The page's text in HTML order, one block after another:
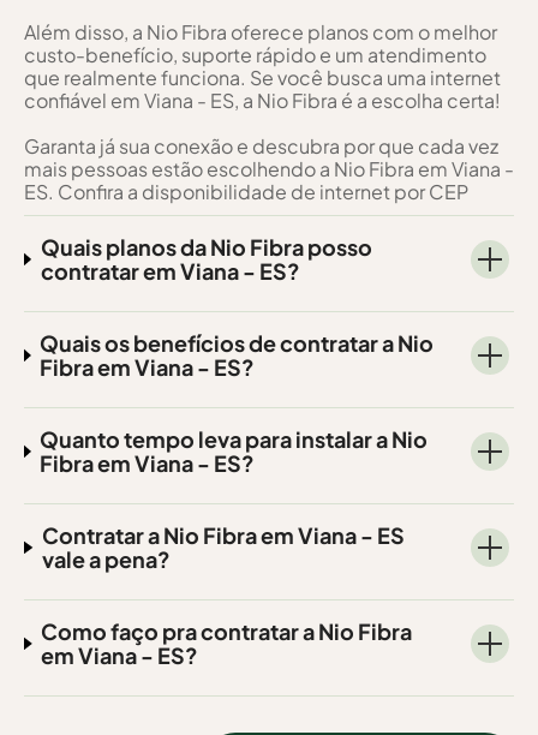
Além disso, a Nio Fibra oferece planos com o melhor
custo-benefício, suporte rápido e um atendimento
que realmente funciona. Se você busca uma internet
confiável em Viana - ES, a Nio Fibra é a escolha certa!
Garanta já sua conexão e descubra por que cada vez
mais pessoas estão escolhendo a Nio Fibra em Viana -
ES. Confira a disponibilidade de internet por CEP
Quais planos da Nio Fibra posso
contratar em Viana - ES?
Quais os benefícios de contratar a Nio
Fibra em Viana - ES?
Quanto tempo leva para instalar a Nio
Fibra em Viana - ES?
Contratar a Nio Fibra em Viana - ES
vale a pena?
Como faço pra contratar a Nio Fibra
em Viana - ES?